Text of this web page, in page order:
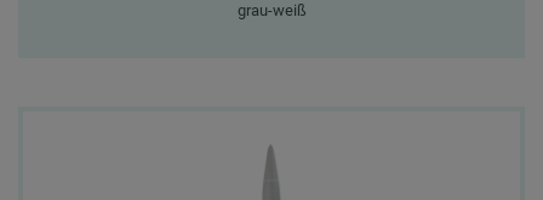
grau-weiß